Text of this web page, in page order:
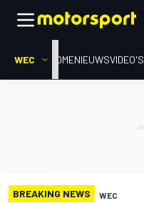
WEC HOMENIEUWSVIDEO'S
BREAKING NEWS WEC